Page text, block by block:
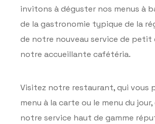
invitons à déguster nos menus à
de la gastronomie typique de la
de notre nouveau service de
notre accueillante cafétéria.
Visitez notre restaurant, qui vous
menu à la carte ou le menu du
notre service haut de gamme